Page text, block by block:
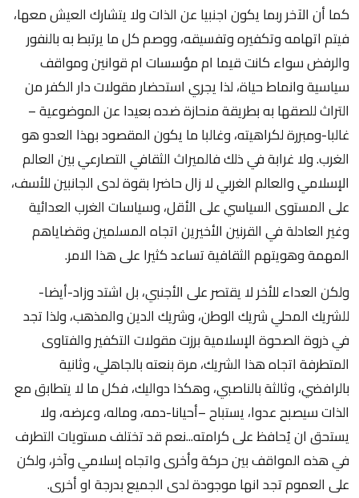
كما أن الآخر ربما يكون اجنبيا عن الذات ولا يتشارك العيش معها،
فيتم اتهامه وتكفيره وتفسيقه، ووصم كل ما يرتبط به بالنفور
والرفض سواء كانت قيما ام مؤسسات ام قوانين ومواقف
سياسية وانماط حياة، لذا يجري استحضار مقولات دار الكفر من
التراث للصقها به بطريقة منحازة ضده بعيدا عن الموضوعية –
غالبا-ومبررة لكراهيته، وغالبا ما يكون المقصود بهذا العدو هو
الغرب. ولا غرابة في ذلك فالميراث الثقافي التصارعي بين العالم
الإسلامي والعالم الغربي لا زال حاضرا بقوة لدى الجانبين للأسف،
على المستوى السياسي على الأقل، وسياسات الغرب العدائية
وغير العادلة في القرنين الأخيرين اتجاه المسلمين وقضاياهم
المهمة وهويتهم الثقافية تساعد كثيرا على هذا الامر.
ولكن العداء للأخر لا يقتصر على الأجنبي، بل اشتد وزاد-أيضا-
للشريك المحلي شريك الوطن، وشريك الدين والمذهب، ولذا تجد
في ذروة الصحوة الإسلامية برزت مقولات التكفير والفتاوى
المتطرفة اتجاه هذا الشريك، مرة بنعته بالجاهلي، وثانية
بالرافضي، وثالثة بالناصبي، وهكذا دواليك، فكل ما لا يتطابق مع
الذات سيصبح عدوا، يستباح –أحيانا-دمه، وماله، وعرضه، ولا
يستحق ان يُحافظ على كرامته...نعم قد تختلف مستويات التطرف
في هذه المواقف بين حركة وأخرى واتجاه إسلامي وآخر، ولكن
على العموم تجد انها موجودة لدى الجميع بدرجة او أخرى.